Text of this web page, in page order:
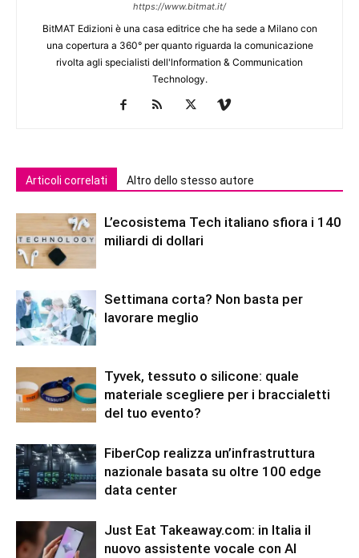
https://www.bitmat.it/
BitMAT Edizioni è una casa editrice che ha sede a Milano con
una copertura a 360° per quanto riguarda la comunicazione
rivolta agli specialisti dell'lnformation & Communication
Technology.
Articoli correlati Altro dello stesso autore
L’ecosistema Tech italiano sfiora i 140
miliardi di dollari
Settimana corta? Non basta per
lavorare meglio
Tyvek, tessuto o silicone: quale
materiale scegliere per i braccialetti
del tuo evento?
FiberCop realizza un’infrastruttura
nazionale basata su oltre 100 edge
data center
Just Eat Takeaway.com: in Italia il
nuovo assistente vocale con AI